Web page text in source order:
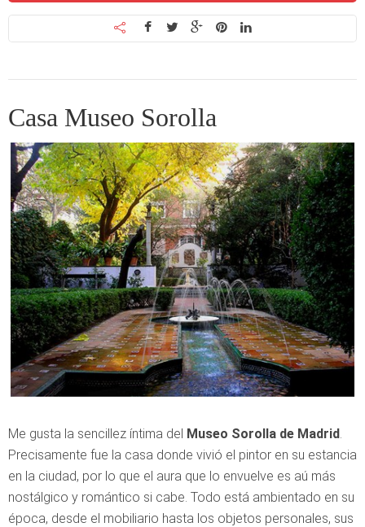
Casa Museo Sorolla
Me gusta la sencillez íntima del Museo Sorolla de Madrid.
Precisamente fue la casa donde vivió el pintor en su estancia
en la ciudad, por lo que el aura que lo envuelve es aú más
nostálgico y romántico si cabe. Todo está ambientado en su
época, desde el mobiliario hasta los objetos personales, sus